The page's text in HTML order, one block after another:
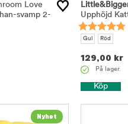
Love
svamp 2-
Upphöjd
Gul Röd
129,00 kr
På lager.
Köp